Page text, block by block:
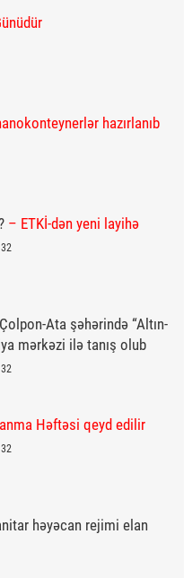
hazırlanıb
– ETKİ-dən yeni layihə
Ata şəhərində “Altın-
mərkəzi ilə tanış olub
Həftəsi qeyd edilir
həyəcan rejimi elan